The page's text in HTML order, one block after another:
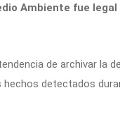
Ambiente fue legal
de archivar la
detectados